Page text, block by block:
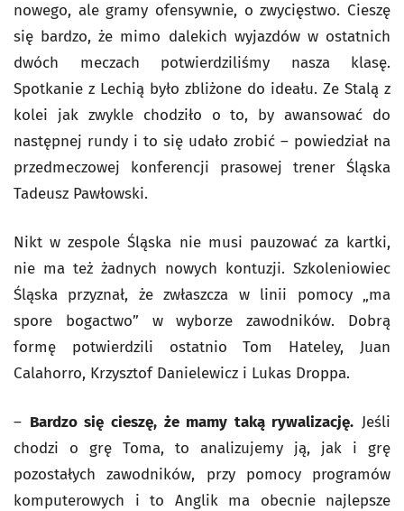
nowego, ale gramy ofensywnie, o zwycięstwo. Cieszę
się bardzo, że mimo dalekich wyjazdów w ostatnich
dwóch meczach potwierdziliśmy nasza klasę.
Spotkanie z Lechią było zbliżone do ideału. Ze Stalą z
kolei jak zwykle chodziło o to, by awansować do
następnej rundy i to się udało zrobić – powiedział na
przedmeczowej konferencji prasowej trener Śląska
Tadeusz Pawłowski.
Nikt w zespole Śląska nie musi pauzować za kartki,
nie ma też żadnych nowych kontuzji. Szkoleniowiec
Śląska przyznał, że zwłaszcza w linii pomocy „ma
spore bogactwo” w wyborze zawodników. Dobrą
formę potwierdzili ostatnio Tom Hateley, Juan
Calahorro, Krzysztof Danielewicz i Lukas Droppa.
– Bardzo się cieszę, że mamy taką rywalizację. Jeśli
chodzi o grę Toma, to analizujemy ją, jak i grę
pozostałych zawodników, przy pomocy programów
komputerowych i to Anglik ma obecnie najlepsze